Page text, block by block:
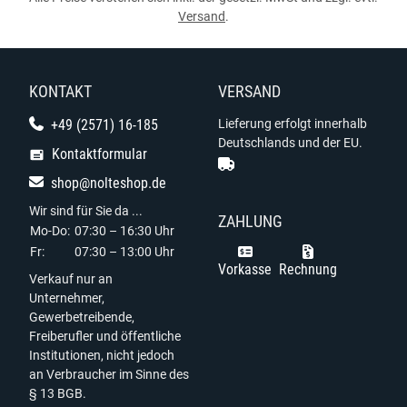
Versand.
KONTAKT
+49 (2571) 16-185
Kontaktformular
shop@nolteshop.de
Wir sind für Sie da ...
Mo-Do: 07:30 – 16:30 Uhr
Fr:
07:30 – 13:00 Uhr
Verkauf nur an
Unternehmer,
Gewerbetreibende,
Freiberufler und öffentliche
Institutionen, nicht jedoch
an Verbraucher im Sinne des
§ 13 BGB.
VERSAND
Lieferung erfolgt innerhalb
Deutschlands und der EU.
ZAHLUNG
Vorkasse Rechnung